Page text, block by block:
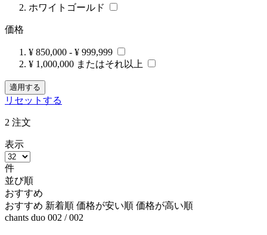
ホワイトゴールド
価格
¥ 850,000 - ¥ 999,999
¥ 1,000,000 またはそれ以上
適用する
リセットする
2 注文
表示
件
並び順
おすすめ
おすすめ 新着順 価格が安い順 価格が高い順
chants duo 002 / 002